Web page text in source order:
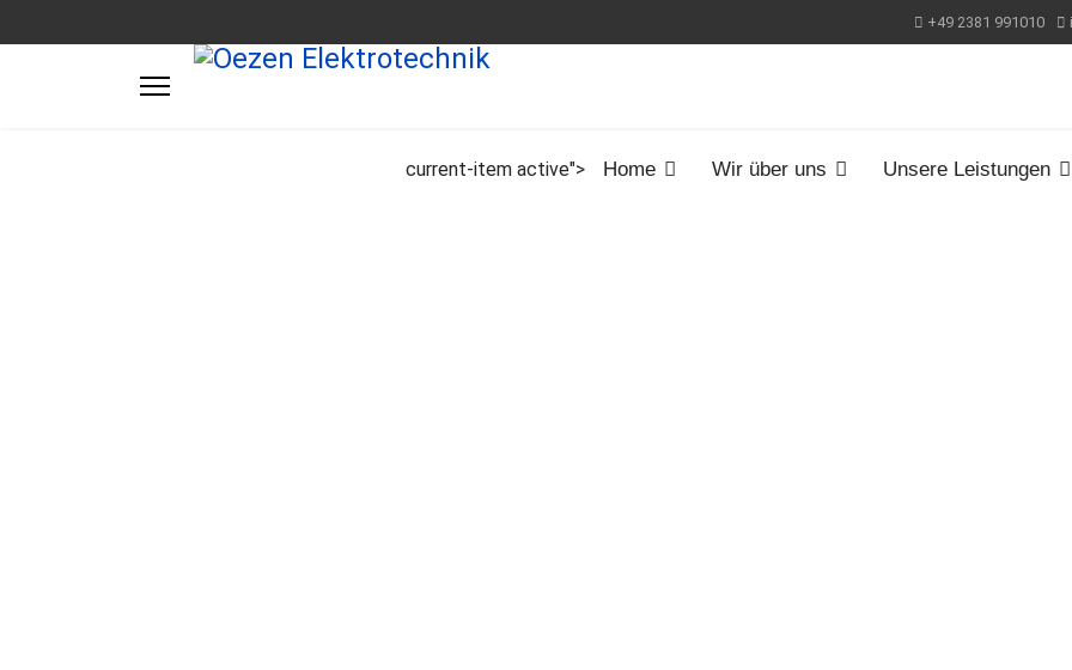
+49 2381 991010
current-item active"> Home Wir über uns Unsere Leistungen
Wir als Elektro-Profi garantieren